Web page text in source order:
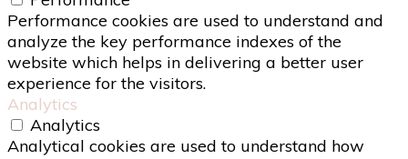
Performance cookies are used to understand and
analyze the key performance indexes of the
website which helps in delivering a better user
experience for the visitors.
Analytics
Analytics
Analytical cookies are used to understand how